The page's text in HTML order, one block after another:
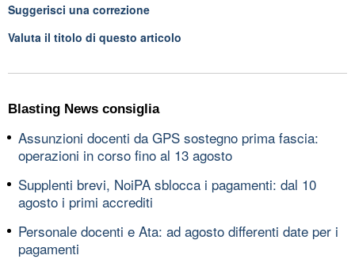
Suggerisci una correzione
Valuta il titolo di questo articolo
Blasting News consiglia
Assunzioni docenti da GPS sostegno prima fascia:
operazioni in corso fino al 13 agosto
Supplenti brevi, NoiPA sblocca i pagamenti: dal 10
agosto i primi accrediti
Personale docenti e Ata: ad agosto differenti date per i
pagamenti